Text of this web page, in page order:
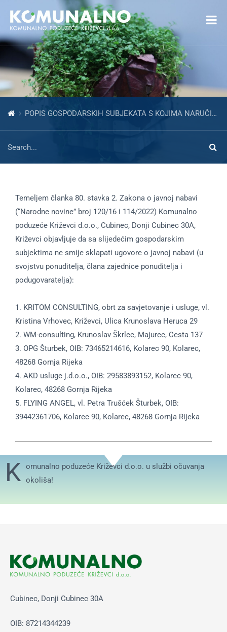
Open toolbar
POPIS GOSPODARSKIH SUBJEKATA S KOJIMA NARUČITELJ NE SMIJE SKLAPATI UGOVORE
Temeljem članka 80. stavka 2. Zakona o javnoj nabavi
(“Narodne novine” broj 120/16 i 114/2022) Komunalno
poduzeće Križevci d.o.o., Cubinec, Donji Cubinec 30A,
Križevci objavljuje da sa slijedećim gospodarskim
subjektima ne smije sklapati ugovore o javnoj nabavi (u
svojstvu ponuditelja, člana zajednice ponuditelja i
podugovaratelja):
1. KRITOM CONSULTING, obrt za savjetovanje i usluge, vl.
Kristina Vrhovec, Križevci, Ulica Krunoslava Heruca 29
2. WM-consulting, Krunoslav Škrlec, Majurec, Cesta 137
3. OPG Šturbek, OIB: 73465214616, Kolarec 90, Kolarec,
48268 Gornja Rijeka
4. AKD usluge j.d.o.o., OIB: 29583893152, Kolarec 90,
Kolarec, 48268 Gornja Rijeka
5. FLYING ANGEL, vl. Petra Trušćek Šturbek, OIB:
39442361706, Kolarec 90, Kolarec, 48268 Gornja Rijeka
K omunalno poduzeće Križevci d.o.o. u službi očuvanja
okoliša!
Cubinec, Donji Cubinec 30A
OIB: 87214344239